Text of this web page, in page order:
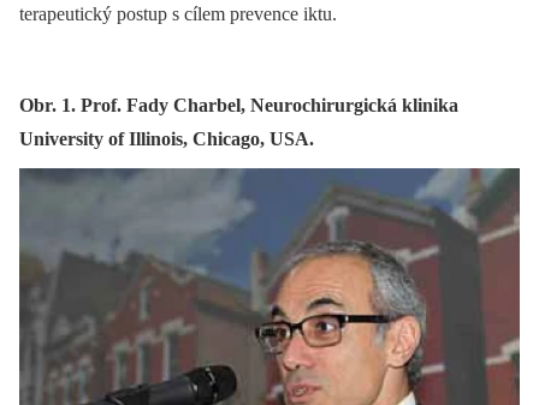
terapeutický postup s cílem prevence iktu.
Obr. 1. Prof. Fady Charbel, Neurochirurgická klinika
University of Illinois, Chicago, USA.